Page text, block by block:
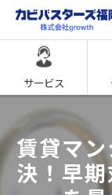
サービス
賃貸マ
決！早